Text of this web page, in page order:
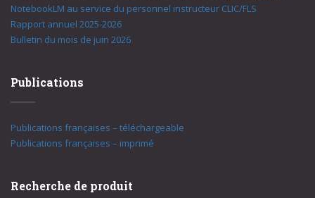
NotebookLM au service du personnel instructeur CLIC/FLS
Rapport annuel 2025-2026
Bulletin du mois de juin 2026
Publications
Publications françaises – téléchargeable
Publications françaises – imprimé
Recherche de produit